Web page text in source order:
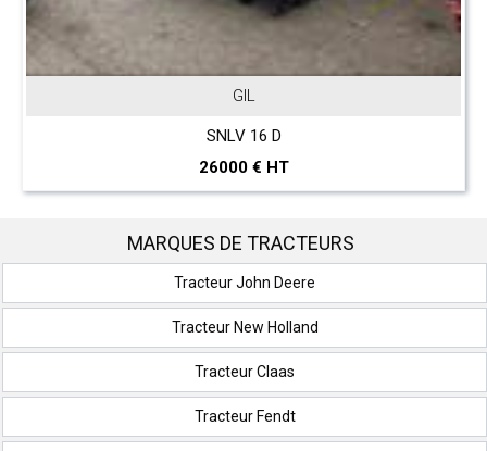
GIL
SNLV 16 D
26000 € HT
MARQUES DE TRACTEURS
Tracteur John Deere
Tracteur New Holland
Tracteur Claas
Tracteur Fendt